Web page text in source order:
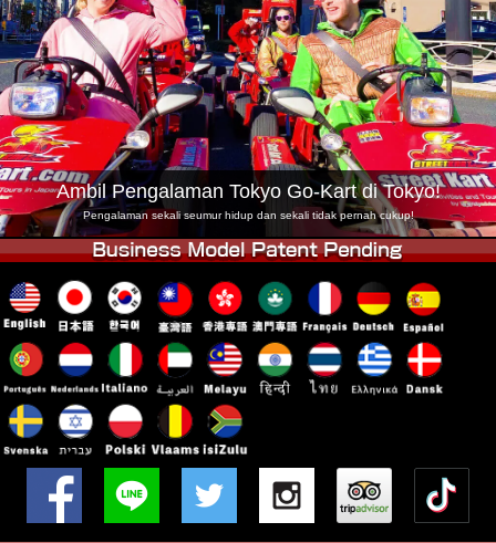
Tokyo Shibuya Annex Tokyo Bay
Tokyo Asakusa Osaka
Okinawa
Ambil Pengalaman Tokyo Go-Kart di Tokyo!
Pengalaman sekali seumur hidup dan sekali tidak pernah cukup!